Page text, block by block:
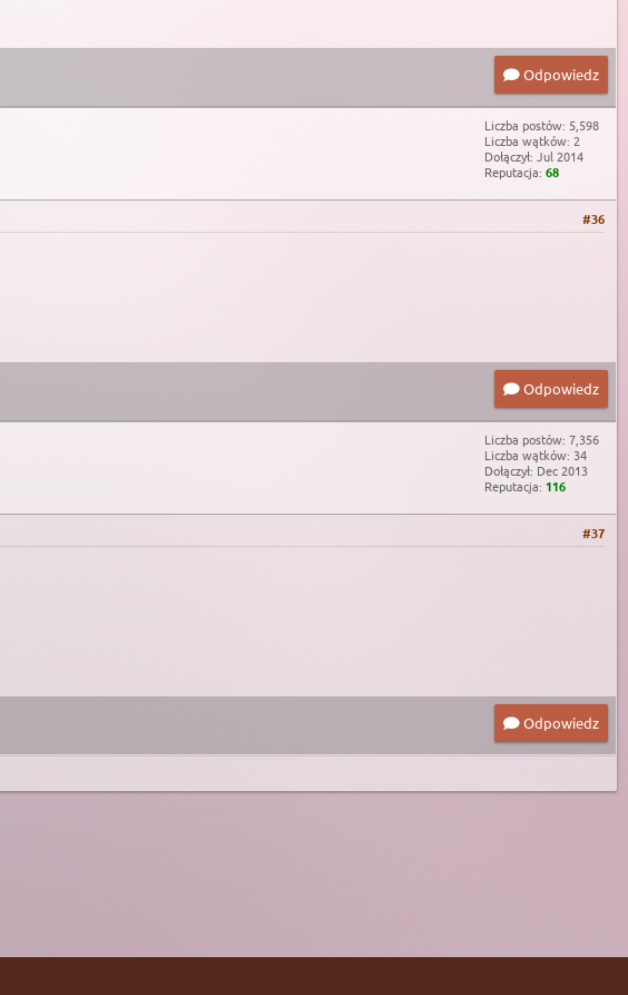
Odpowiedz
Liczba postów: 5,598
Liczba wątków: 2
Dołączył: Jul 2014
Reputacja: 68
#36
Odpowiedz
Liczba postów: 7,356
Liczba wątków: 34
Dołączył: Dec 2013
Reputacja: 116
#37
Odpowiedz